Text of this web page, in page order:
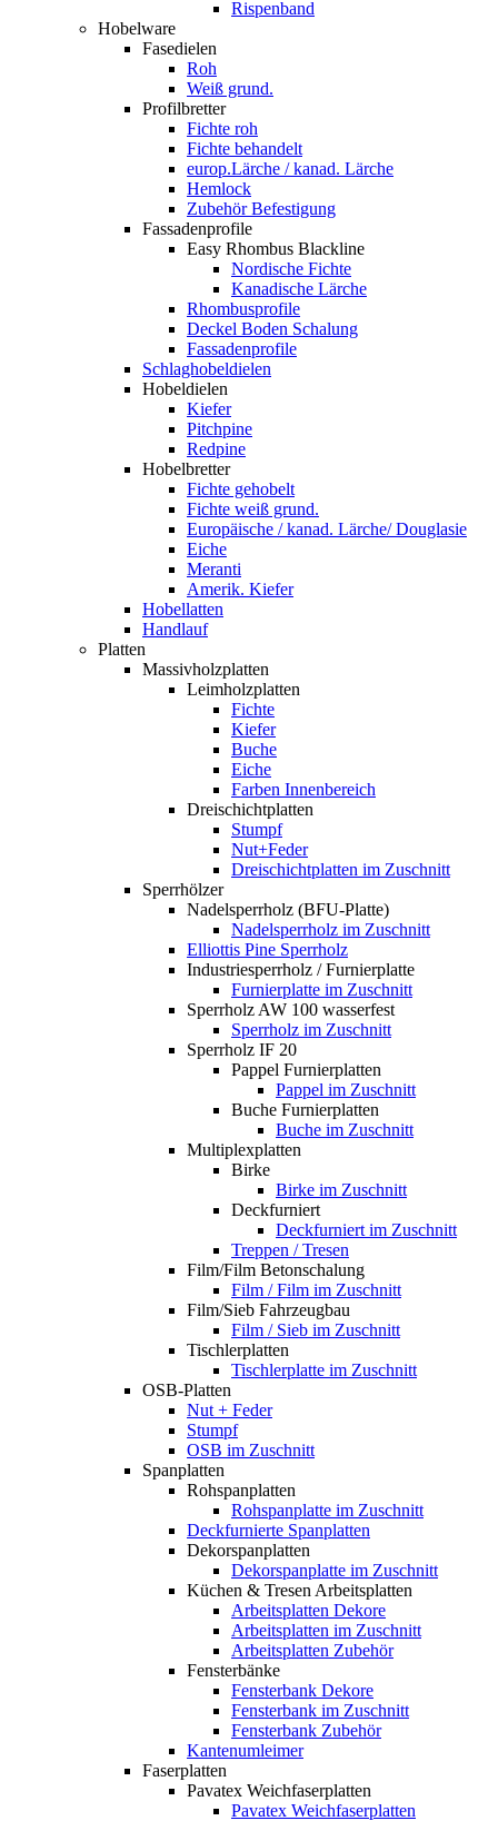
Rispenband
Hobelware
Fasedielen
Roh
Weiß grund.
Profilbretter
Fichte roh
Fichte behandelt
europ.Lärche / kanad. Lärche
Hemlock
Zubehör Befestigung
Fassadenprofile
Easy Rhombus Blackline
Nordische Fichte
Kanadische Lärche
Rhombusprofile
Deckel Boden Schalung
Fassadenprofile
Schlaghobeldielen
Hobeldielen
Kiefer
Pitchpine
Redpine
Hobelbretter
Fichte gehobelt
Fichte weiß grund.
Europäische / kanad. Lärche/ Douglasie
Eiche
Meranti
Amerik. Kiefer
Hobellatten
Handlauf
Platten
Massivholzplatten
Leimholzplatten
Fichte
Kiefer
Buche
Eiche
Farben Innenbereich
Dreischichtplatten
Stumpf
Nut+Feder
Dreischichtplatten im Zuschnitt
Sperrhölzer
Nadelsperrholz (BFU-Platte)
Nadelsperrholz im Zuschnitt
Elliottis Pine Sperrholz
Industriesperrholz / Furnierplatte
Furnierplatte im Zuschnitt
Sperrholz AW 100 wasserfest
Sperrholz im Zuschnitt
Sperrholz IF 20
Pappel Furnierplatten
Pappel im Zuschnitt
Buche Furnierplatten
Buche im Zuschnitt
Multiplexplatten
Birke
Birke im Zuschnitt
Deckfurniert
Deckfurniert im Zuschnitt
Treppen / Tresen
Film/Film Betonschalung
Film / Film im Zuschnitt
Film/Sieb Fahrzeugbau
Film / Sieb im Zuschnitt
Tischlerplatten
Tischlerplatte im Zuschnitt
OSB-Platten
Nut + Feder
Stumpf
OSB im Zuschnitt
Spanplatten
Rohspanplatten
Rohspanplatte im Zuschnitt
Deckfurnierte Spanplatten
Dekorspanplatten
Dekorspanplatte im Zuschnitt
Küchen & Tresen Arbeitsplatten
Arbeitsplatten Dekore
Arbeitsplatten im Zuschnitt
Arbeitsplatten Zubehör
Fensterbänke
Fensterbank Dekore
Fensterbank im Zuschnitt
Fensterbank Zubehör
Kantenumleimer
Faserplatten
Pavatex Weichfaserplatten
Pavatex Weichfaserplatten